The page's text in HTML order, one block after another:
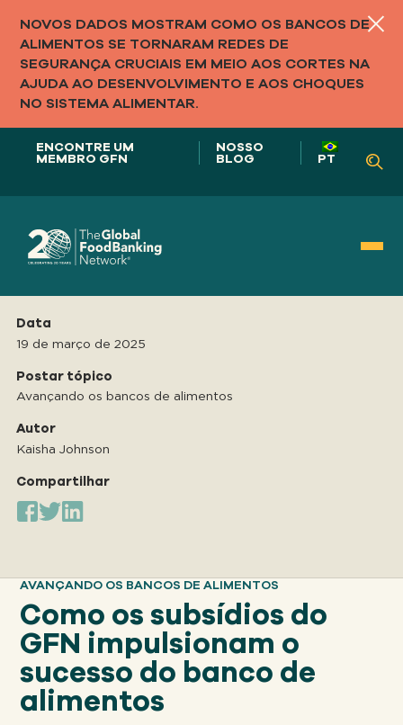
NOVOS DADOS MOSTRAM COMO OS BANCOS DE
ALIMENTOS SE TORNARAM REDES DE
SEGURANÇA CRUCIAIS EM MEIO AOS CORTES NA
AJUDA AO DESENVOLVIMENTO E AOS CHOQUES
NO SISTEMA ALIMENTAR.
ENCONTRE UM
MEMBRO GFN
NOSSO
BLOG PT
Nosso papel em
SISTEMAS ALIMENTARES
Nosso
ABORDAGEM
Nosso
IMPACTO
Sobre
GFN
Apoiar
NOSSA MISSÃO
Data
19 de março de 2025
Postar tópico
Avançando os bancos de alimentos
Autor
Kaisha Johnson
Compartilhar
AVANÇANDO OS BANCOS DE ALIMENTOS
Como os subsídios do
GFN impulsionam o
sucesso do banco de
alimentos